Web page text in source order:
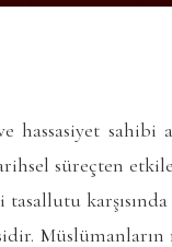
sahibi
süreçten
tasallutu